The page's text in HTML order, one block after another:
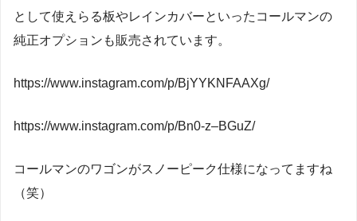
として使えらる板やレインカバーといったコールマンの
純正オプションも販売されています。
https://www.instagram.com/p/BjYYKNFAAXg/
https://www.instagram.com/p/Bn0-z–BGuZ/
コールマンのワゴンがスノーピーク仕様になってますね
（笑）